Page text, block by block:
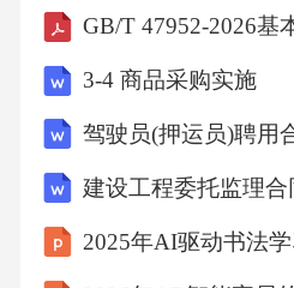
（如8-10次往返）。*组织
吸、两步一呼或三步一吸
学生坚持完成。*要求：学
跑速，保持跑动姿态，注
鼓励学生挑战自我，不轻
3-4 商品采购实施
驾驶员(押运员)聘用
建设工程委托监理